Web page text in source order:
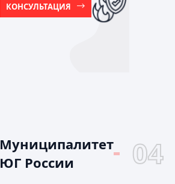
КОНСУЛЬТАЦИЯ
Муниципалитет
ЮГ России
04